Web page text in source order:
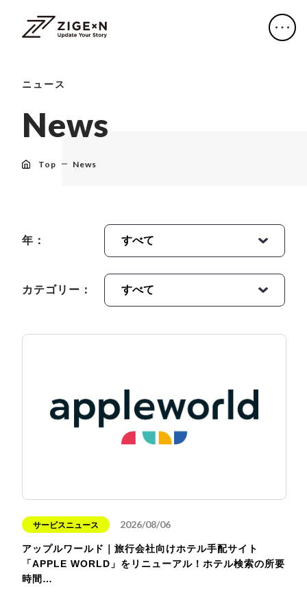
ニュース
News
Top News
年：
カテゴリー：
サービスニュース 2026/08/06
アップルワールド｜旅行会社向けホテル手配サイト
「APPLE WORLD」をリニューアル！ホテル検索の所要
時間…